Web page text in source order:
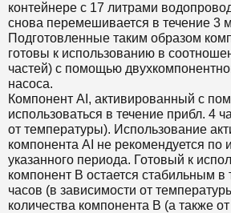
контейнере с 17 литрами
снова перемешивается в течение 3
Подготовленные таким образом
готовы к использованию в
частей) с помощью
насоса.
Компонент AI, активированный с
использоваться в течение прибл. 4
от температуры). Использование
компонента AI не рекомендуется по
указанного периода. Готовый к
компонент B остается стабильным в
часов (в зависимости от
количества компонента B (а также